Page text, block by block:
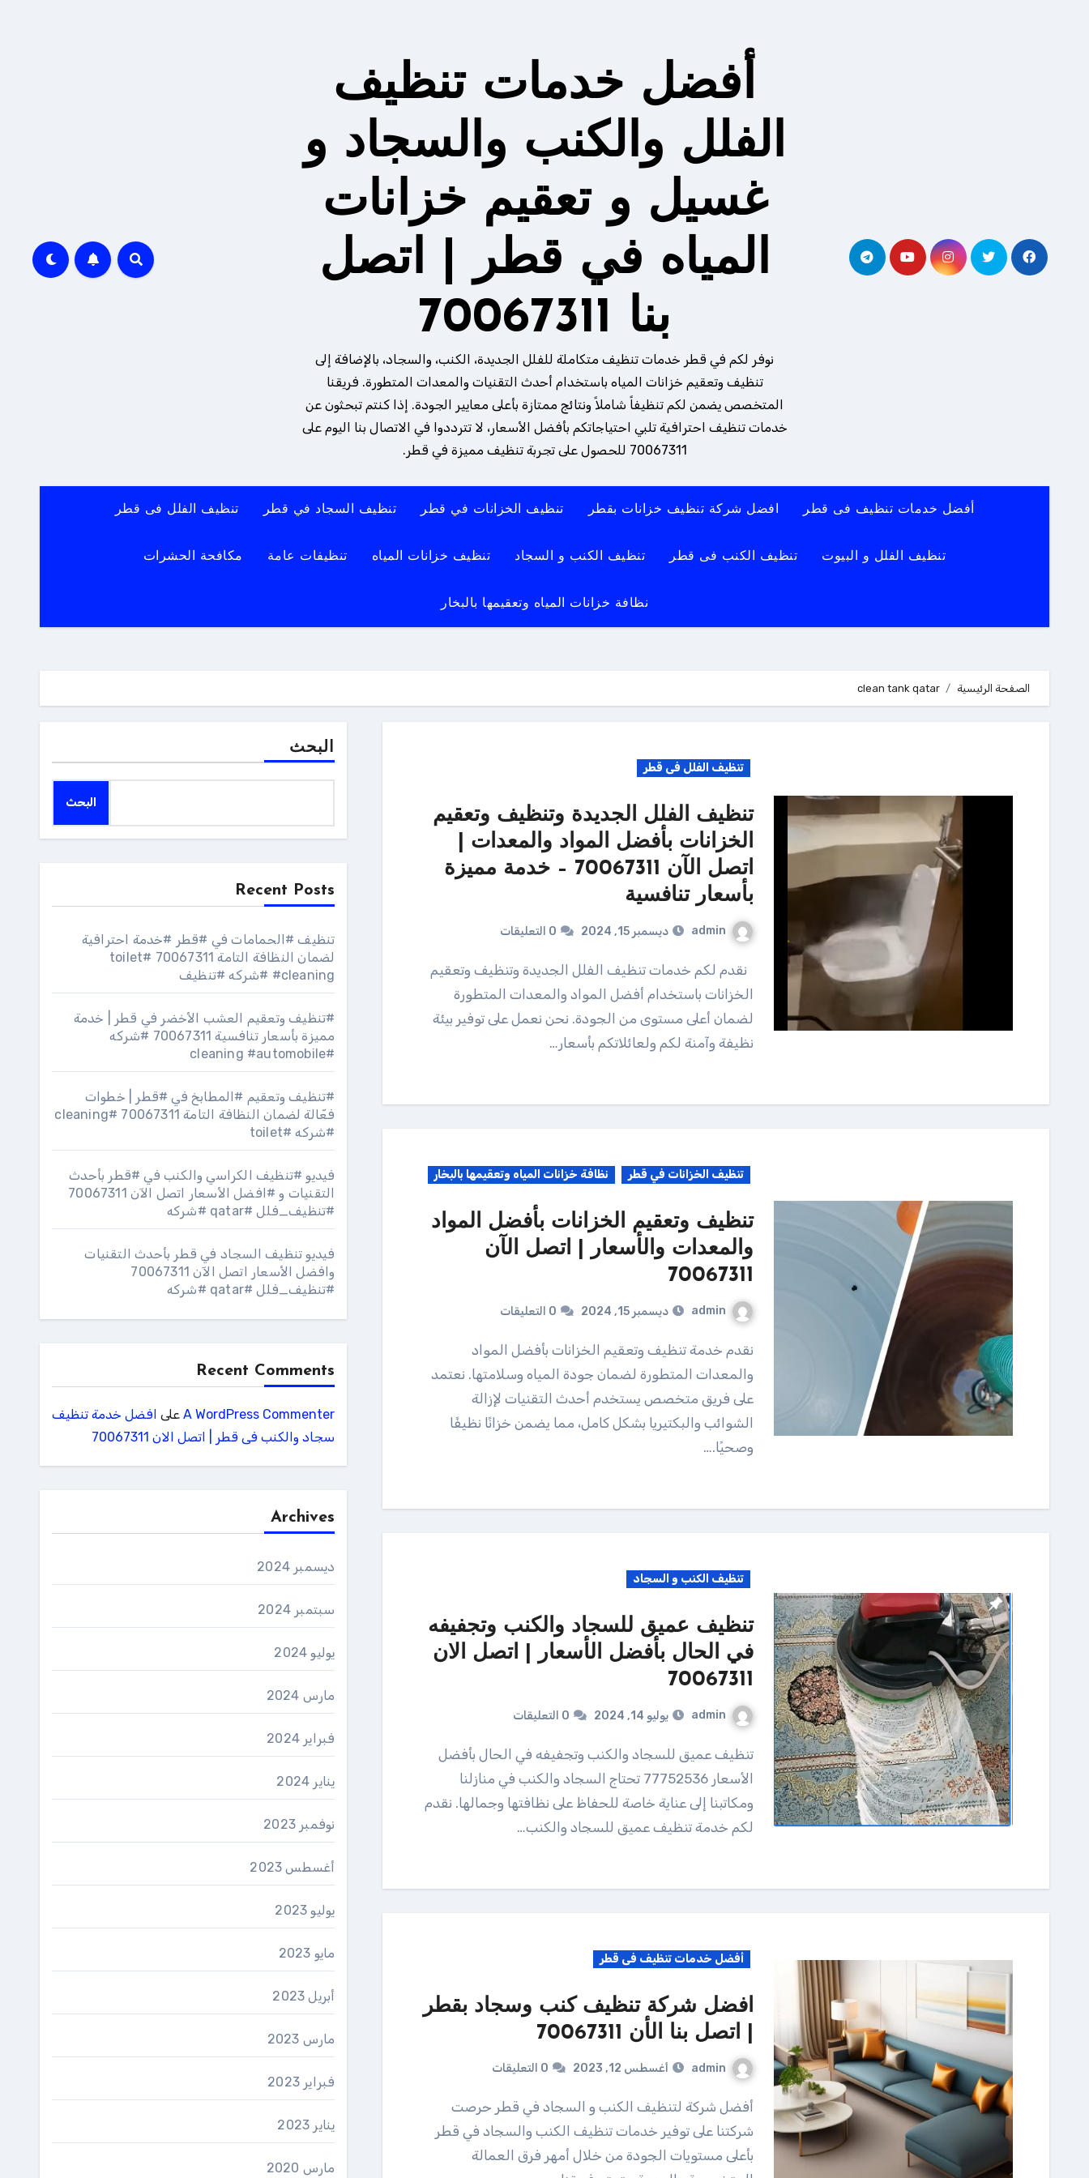
أفضل خدمات تنظيف
الفلل والكنب والسجاد و
غسيل و تعقيم خزانات
المياه في قطر | اتصل
بنا 70067311
نوفر لكم في قطر خدمات تنظيف متكاملة للفلل الجديدة، الكنب، والسجاد، بالإضافة إلى
تنظيف وتعقيم خزانات المياه باستخدام أحدث التقنيات والمعدات المتطورة. فريقنا
المتخصص يضمن لكم تنظيفاً شاملاً ونتائج ممتازة بأعلى معايير الجودة. إذا كنتم تبحثون عن
خدمات تنظيف احترافية تلبي احتياجاتكم بأفضل الأسعار، لا تترددوا في الاتصال بنا اليوم على
70067311 للحصول على تجربة تنظيف مميزة في قطر.
أفضل خدمات تنظيف فى قطر افضل شركة تنظيف خزانات بقطر تنظيف الخزانات في قطر تنظيف السجاد في قطر تنظيف الفلل فى قطر
تنظيف الفلل و البيوت تنظيف الكنب فى قطر تنظيف الكنب و السجاد تنظيف خزانات المياه تنظيفات عامة مكافحة الحشرات
نظافة خزانات المياه وتعقيمها بالبخار
الصفحة الرئيسية clean tank qatar
تنظيف الفلل فى قطر
تنظيف الفلل الجديدة وتنظيف وتعقيم
الخزانات بأفضل المواد والمعدات |
اتصل الآن 70067311 – خدمة مميزة
بأسعار تنافسية
admin ديسمبر 15, 2024 0 التعليقات
نقدم لكم خدمات تنظيف الفلل الجديدة وتنظيف وتعقيم
الخزانات باستخدام أفضل المواد والمعدات المتطورة
لضمان أعلى مستوى من الجودة. نحن نعمل على توفير بيئة
نظيفة وآمنة لكم ولعائلاتكم بأسعار…
تنظيف الخزانات في قطر نظافة خزانات المياه وتعقيمها بالبخار
تنظيف وتعقيم الخزانات بأفضل المواد
والمعدات والأسعار | اتصل الآن
70067311
admin ديسمبر 15, 2024 0 التعليقات
نقدم خدمة تنظيف وتعقيم الخزانات بأفضل المواد
والمعدات المتطورة لضمان جودة المياه وسلامتها. نعتمد
على فريق متخصص يستخدم أحدث التقنيات لإزالة
الشوائب والبكتيريا بشكل كامل، مما يضمن خزانًا نظيفًا
وصحيًا.…
تنظيف الكنب و السجاد
تنظيف عميق للسجاد والكنب وتجفيفه
في الحال بأفضل الأسعار | اتصل الان
70067311
admin يوليو 14, 2024 0 التعليقات
تنظيف عميق للسجاد والكنب وتجفيفه في الحال بأفضل
الأسعار 77752536 تحتاج السجاد والكنب في منازلنا
ومكاتبنا إلى عناية خاصة للحفاظ على نظافتها وجمالها. نقدم
لكم خدمة تنظيف عميق للسجاد والكنب…
أفضل خدمات تنظيف فى قطر
افضل شركة تنظيف كنب وسجاد بقطر
| اتصل بنا الأن 70067311
admin أغسطس 12, 2023 0 التعليقات
أفضل شركة لتنظيف الكنب و السجاد في قطر حرصت
شركتنا على توفير خدمات تنظيف الكنب والسجاد في قطر
بأعلى مستويات الجودة من خلال أمهر فرق العمالة
البحث
البحث
Recent Posts
تنظيف #الحمامات في #قطر #خدمة احترافية
لضمان النظافة التامة 70067311 #toilet
#cleaning #شركه #تنظيف
#تنظيف وتعقيم العشب الأخضر في قطر | خدمة
مميزة بأسعار تنافسية 70067311 #شركه
#cleaning #automobile
#تنظيف وتعقيم #المطابخ في #قطر | خطوات
فعّالة لضمان النظافة التامة 70067311 #cleaning
#شركه #toilet
فيديو #تنظيف الكراسي والكنب في #قطر بأحدث
التقنيات و #افضل الأسعار اتصل الآن 70067311
#تنظيف_فلل #qatar #شركه
فيديو تنظيف السجاد في قطر بأحدث التقنيات
وافضل الأسعار اتصل الآن 70067311
#تنظيف_فلل #qatar #شركه
Recent Comments
A WordPress Commenterعلى افضل خدمة تنظيف
سجاد والكنب فى قطر | اتصل الان 70067311
Archives
ديسمبر 2024
سبتمبر 2024
يوليو 2024
مارس 2024
فبراير 2024
يناير 2024
نوفمبر 2023
أغسطس 2023
يوليو 2023
مايو 2023
أبريل 2023
مارس 2023
فبراير 2023
يناير 2023
مارس 2020